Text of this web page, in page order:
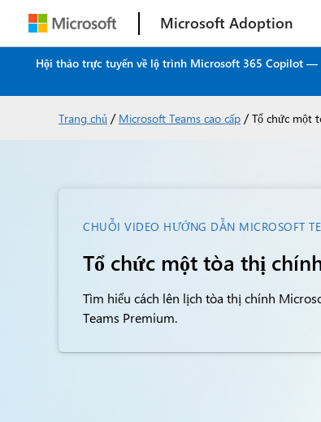
Microsoft Adoption
Hội thảo trực tuyến về lộ trình Microsoft 365 Copilot —
Trang chủ / Microsoft Teams cao cấp /Tổ chức một
CHUỖI VIDEO HƯỚNG DẪN MICROSOFT
Tổ chức một tòa thị
Tìm hiểu cách lên lịch tòa thị chính
Teams Premium.